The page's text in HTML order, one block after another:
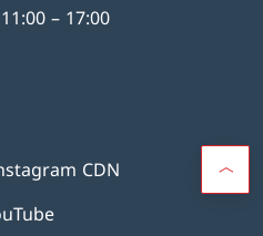
– 17:00
CDN